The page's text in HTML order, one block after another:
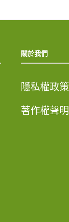
關於我們
隱私權政策
著作權聲明